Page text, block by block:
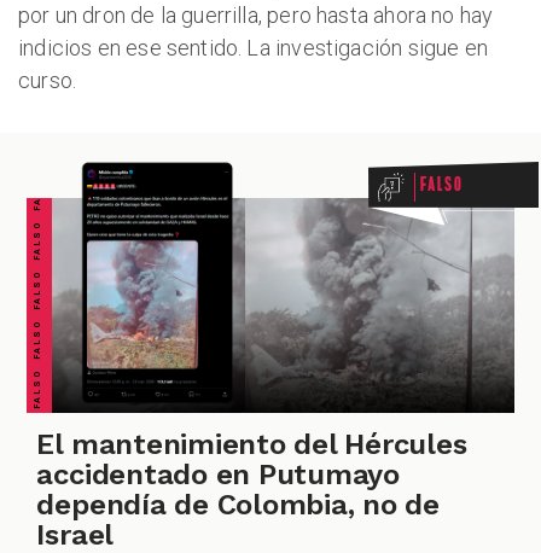
ZOOM
por un dron de la guerrilla, pero hasta ahora no hay
indicios en ese sentido. La investigación sigue en
curso.
FALSO FALSO FALSO FALSO FALSO FALSO FALSO Falso
El mantenimiento del Hércules
accidentado en Putumayo
dependía de Colombia, no de
Israel